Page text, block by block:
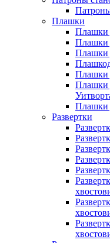
Плашки
Плашки
Плашки
Плашки
Плашки
Плашки
Плашки
Развертки